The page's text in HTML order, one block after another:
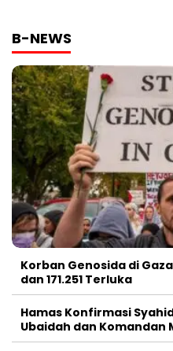
B-NEWS
Korban Genosida di
dan 171.251 Terluka
Hamas Konfirmasi
Ubaidah dan Komandan